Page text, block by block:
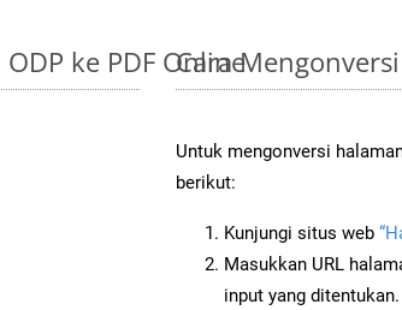
ke PDF Online
Cara
Untuk mengonversi
berikut:
Kunjungi situs web
Masukkan URL
input yang ditentukan.